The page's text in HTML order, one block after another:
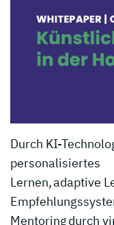
Durch KI-
personalisiertes
Lernen, adaptive
Mentoring durch